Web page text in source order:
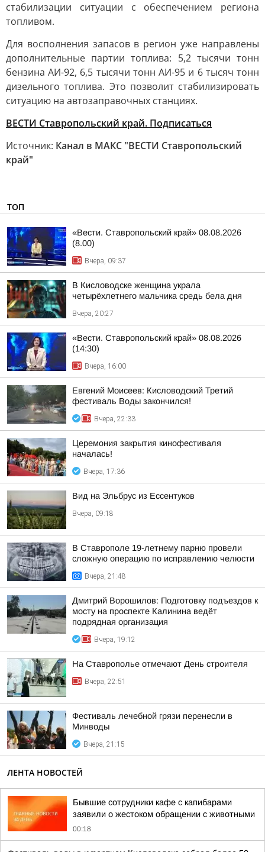
стабилизации ситуации с обеспечением региона
топливом.
Для восполнения запасов в регион уже направлены
дополнительные партии топлива: 5,2 тысячи тонн
бензина АИ-92, 6,5 тысячи тонн АИ-95 и 6 тысяч тонн
дизельного топлива. Это позволит стабилизировать
ситуацию на автозаправочных станциях.
ВЕСТИ Ставропольский край. Подписаться
Источник: Канал в МАКС "ВЕСТИ Ставропольский
край"
ТОП
«Вести. Ставропольский край» 08.08.2026
(8.00)
Вчера, 09:37
В Кисловодске женщина украла
четырёхлетнего мальчика средь бела дня
Вчера, 20:27
«Вести. Ставропольский край» 08.08.2026
(14:30)
Вчера, 16:00
Евгений Моисеев: Кисловодский Третий
фестиваль Воды закончился!
Вчера, 22:33
Церемония закрытия кинофестиваля
началась!
Вчера, 17:36
Вид на Эльбрус из Ессентуков
Вчера, 09:18
В Ставрополе 19-летнему парню провели
сложную операцию по исправлению челюсти
Вчера, 21:48
Дмитрий Ворошилов: Подготовку подъездов к
мосту на проспекте Калинина ведёт
подрядная организация
Вчера, 19:12
На Ставрополье отмечают День строителя
Вчера, 22:51
Фестиваль лечебной грязи перенесли в
Минводы
Вчера, 21:15
ЛЕНТА НОВОСТЕЙ
Бывшие сотрудники кафе с капибарами
заявили о жестоком обращении с животными
00:18